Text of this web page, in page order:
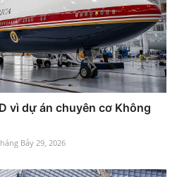
vì dự án chuyên cơ Không
Bảy 29, 2026